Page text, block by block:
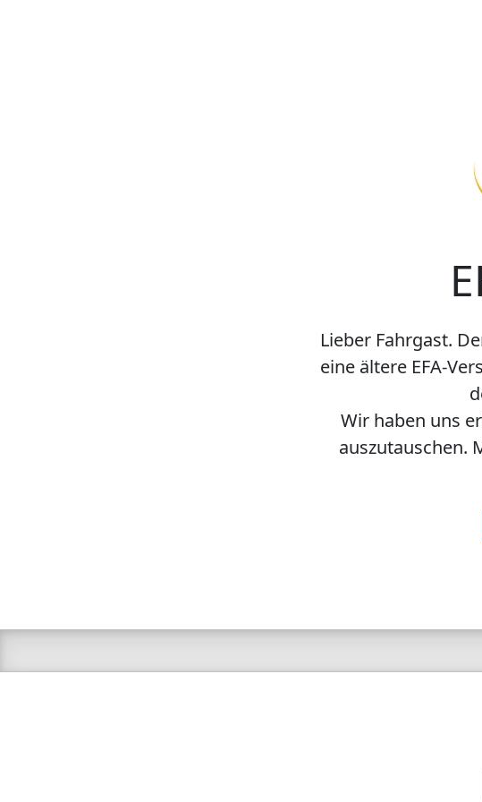
Lieber Fahrgast.
eine ältere EFA-
Wir haben uns
auszutauschen.